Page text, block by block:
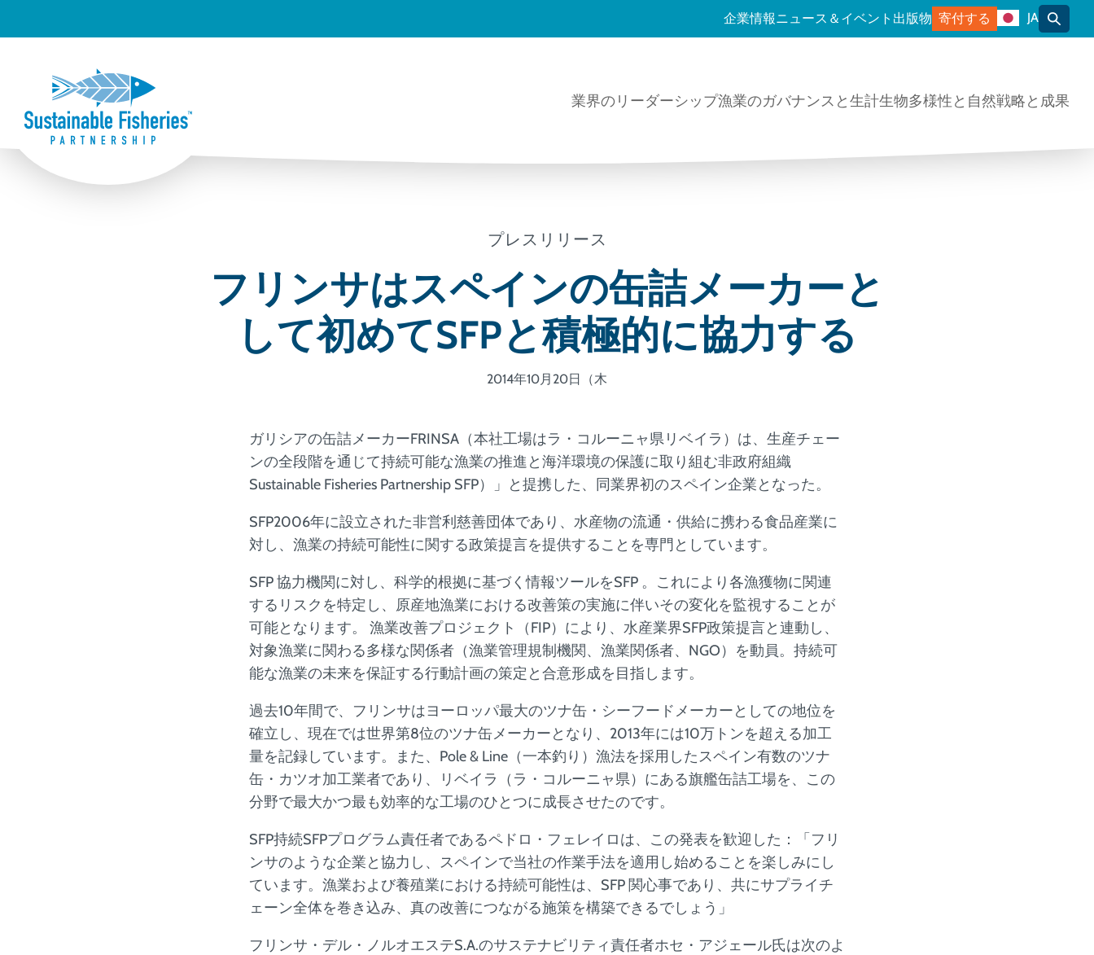
業界のリーダーシップ漁業のガバナンスと生計生物多様性と自然戦略と成果
企業情報ニュース＆イベント 出版物 寄付する JA トグ
プレスリリース
フリンサはスペインの缶詰メーカーと
して初めてSFPと積極的に協力する
2014年10月20日（木
ガリシアの缶詰メーカーFRINSA（本社工場はラ・コルーニャ県リベイラ）は、生産チェー
ンの全段階を通じて持続可能な漁業の推進と海洋環境の保護に取り組む非政府組織
Sustainable Fisheries Partnership SFP）」と提携した、同業界初のスペイン企業となった。
SFP2006年に設立された非営利慈善団体であり、水産物の流通・供給に携わる食品産業に
対し、漁業の持続可能性に関する政策提言を提供することを専門としています。
SFP 協力機関に対し、科学的根拠に基づく情報ツールをSFP 。これにより各漁獲物に関連
するリスクを特定し、原産地漁業における改善策の実施に伴いその変化を監視することが
可能となります。 漁業改善プロジェクト（FIP）により、水産業界SFP政策提言と連動し、
対象漁業に関わる多様な関係者（漁業管理規制機関、漁業関係者、NGO）を動員。持続可
能な漁業の未来を保証する行動計画の策定と合意形成を目指します。
過去10年間で、フリンサはヨーロッパ最大のツナ缶・シーフードメーカーとしての地位を
確立し、現在では世界第8位のツナ缶メーカーとなり、2013年には10万トンを超える加工
量を記録しています。また、Pole & Line（一本釣り）漁法を採用したスペイン有数のツナ
缶・カツオ加工業者であり、リベイラ（ラ・コルーニャ県）にある旗艦缶詰工場を、この
分野で最大かつ最も効率的な工場のひとつに成長させたのです。
SFP持続SFPプログラム責任者であるペドロ・フェレイロは、この発表を歓迎した：「フリ
ンサのような企業と協力し、スペインで当社の作業手法を適用し始めることを楽しみにし
ています。漁業および養殖業における持続可能性は、SFP 関心事であり、共にサプライチ
ェーン全体を巻き込み、真の改善につながる施策を構築できるでしょう」
フリンサ・デル・ノルオエステS.A.のサステナビリティ責任者ホセ・アジェール氏は次のよ